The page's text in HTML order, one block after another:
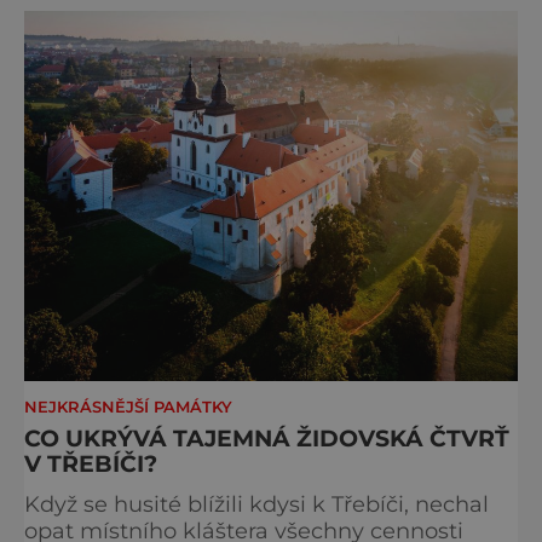
NEJKRÁSNĚJŠÍ PAMÁTKY
CO UKRÝVÁ TAJEMNÁ ŽIDOVSKÁ ČTVRŤ
V TŘEBÍČI?
Když se husité blížili kdysi k Třebíči, nechal
opat místního kláštera všechny cennosti